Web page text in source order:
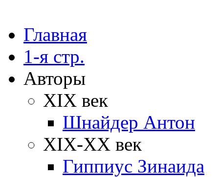
Главная
1-я стр.
Авторы
XIX век
Шнайдер Антон
XIX-XX век
Гиппиус Зинаида